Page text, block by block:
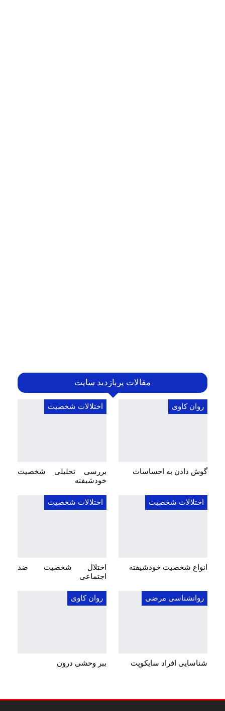
مقالات پربازدید سایت
روان کاوی
گوش دادن به احساسات
اختلالات شخصیت
بررسی تحلیلی شخصیت
خودشیفته
اختلالات شخصیت
انواع شخصیت خودشیفته
اختلالات شخصیت
اختلال شخصیت ضد
اجتماعی
روانشناسی مرضی
شناسایی افراد سایکوپت
روان کاوی
ببر وحشی درون